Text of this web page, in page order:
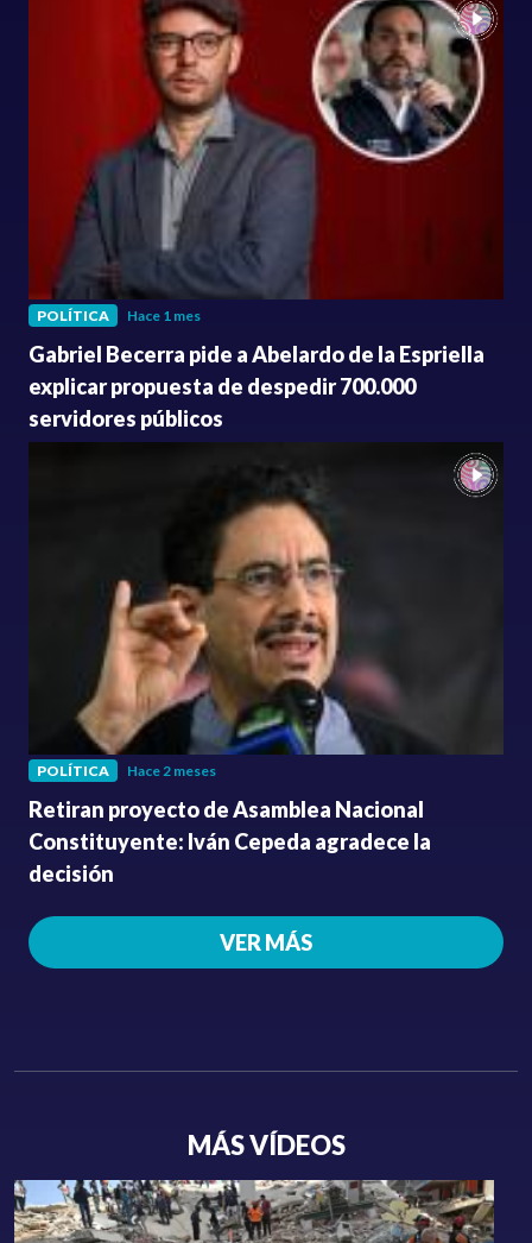
POLÍTICA Hace 1 mes
Gabriel Becerra pide a Abelardo de la Espriella
explicar propuesta de despedir 700.000
servidores públicos
POLÍTICA Hace 2 meses
Retiran proyecto de Asamblea Nacional
Constituyente: Iván Cepeda agradece la
decisión
VER MÁS
MÁS VÍDEOS